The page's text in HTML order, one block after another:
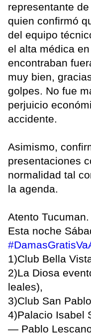
representante de
quien confirmó
del equipo
el alta médica
encontraban
muy bien,
golpes. No fue
perjuicio
accidente.
Asimismo,
presentaciones
normalidad tal
la agenda.
Atento Tucuman.
Esta noche
1)Club Bella
2)La Diosa
leales),
3)Club San Pablo
4)Palacio Isabel
— Pablo